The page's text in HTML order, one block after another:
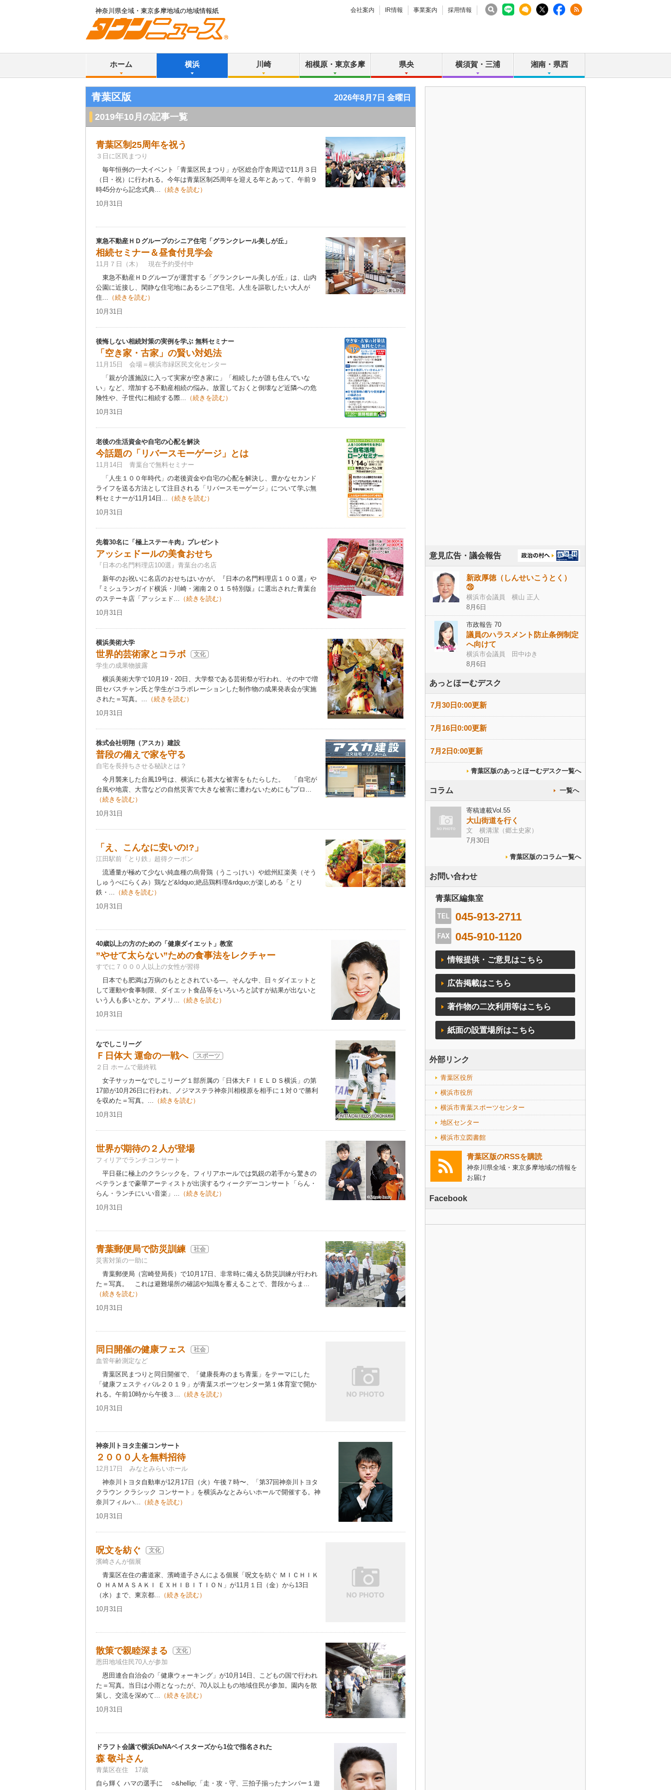
神奈川県全域・東京多摩地域の地域情報紙 会社案内 IR情報 事業案内 採用情報
ホーム 横浜 川崎 相模原・東京多摩 県央 横須賀・三浦 湘南・県西
青葉区版 2026年8月7日 金曜日
2019年10月の記事一覧
青葉区制25周年を祝う
３日に区民まつり
毎年恒例の一大イベント「青葉区民まつり」が区総合庁舎周辺で11月３日
（日・祝）に行われる。今年は青葉区制25周年を迎える年とあって、午前９
時45分から記念式典... （続きを読む）
10月31日
東急不動産ＨＤグループのシニア住宅「グランクレール美しが丘」
相続セミナー＆昼食付見学会
11月７日（木） 現在予約受付中
東急不動産ＨＤグループが運営する「グランクレール美しが丘」は、山内
公園に近接し、閑静な住宅地にあるシニア住宅。人生を謳歌したい大人が
住... （続きを読む）
10月31日
後悔しない相続対策の実例を学ぶ 無料セミナー
「空き家・古家」の賢い対処法
11月15日 会場＝横浜市緑区民文化センター
「親が介護施設に入って実家が空き家に」「相続したが誰も住んでいな
い」など、増加する不動産相続の悩み。放置しておくと倒壊など近隣への危
険性や、子世代に相続する際... （続きを読む）
10月31日
老後の生活資金や自宅の心配を解決
今話題の「リバースモーゲージ」とは
11月14日 青葉台で無料セミナー
「人生１００年時代」の老後資金や自宅の心配を解決し、豊かなセカンド
ライフを送る方法として注目される「リバースモーゲージ」について学ぶ無
料セミナーが11月14日... （続きを読む）
10月31日
先着30名に「極上ステーキ肉」プレゼント
アッシェドールの美食おせち
『日本の名門料理店100選』青葉台の名店
新年のお祝いに名店のおせちはいかが。『日本の名門料理店１００選』や
『ミシュランガイド横浜・川崎・湘南２０１５特別版』に選出された青葉台
のステーキ店「アッシェド... （続きを読む）
10月31日
横浜美術大学
世界的芸術家とコラボ 文化
学生の成果物披露
横浜美術大学で10月19・20日、大学祭である芸術祭が行われ、その中で増
田セバスチャン氏と学生がコラボレーションした制作物の成果発表会が実施
された＝写真。... （続きを読む）
10月31日
株式会社明翔（アスカ）建設
普段の備えで家を守る
自宅を長持ちさせる秘訣とは？
今月襲来した台風19号は、横浜にも甚大な被害をもたらした。 「自宅が
台風や地震、大雪などの自然災害で大きな被害に遭わないためにも”プロ...
（続きを読む）
10月31日
「え、こんなに安いの!?」
江田駅前「とり鉄」超得クーポン
流通量が極めて少ない純血種の烏骨鶏（うこっけい）や総州紅楽美（そう
しゅうべにらくみ）鶏など&ldquo;絶品鶏料理&rdquo;が楽しめる「とり
鉄・... （続きを読む）
10月31日
40歳以上の方のための「健康ダイエット」教室
”やせて太らない”ための食事法をレクチャー
すでに７０００人以上の女性が習得
日本でも肥満は万病のもととされている―。そんな中、日々ダイエットと
して運動や食事制限、ダイエット食品等をいろいろと試すが結果が出ないと
いう人も多いとか。アメリ... （続きを読む）
10月31日
なでしこリーグ
Ｆ日体大 運命の一戦へ スポーツ
２日 ホームで最終戦
女子サッカーなでしこリーグ１部所属の「日体大ＦＩＥＬＤＳ横浜」の第
17節が10月26日に行われ、ノジマステラ神奈川相模原を相手に１対０で勝利
を収めた＝写真。... （続きを読む）
10月31日
世界が期待の２人が登場
フィリアでランチコンサート
平日昼に極上のクラシックを。フィリアホールでは気鋭の若手から驚きの
ベテランまで豪華アーティストが出演するウィークデーコンサート「らん・
らん・ランチにいい音楽」... （続きを読む）
10月31日
青葉郵便局で防災訓練 社会
災害対策の一助に
青葉郵便局（宮崎登局長）で10月17日、非常時に備える防災訓練が行われ
た＝写真。 これは避難場所の確認や知識を蓄えることで、普段からま...
（続きを読む）
10月31日
同日開催の健康フェス 社会
血管年齢測定など
青葉区民まつりと同日開催で、「健康長寿のまち青葉」をテーマにした
「健康フェスティバル２０１９」が青葉スポーツセンター第１体育室で開か
れる。午前10時から午後３... （続きを読む）
10月31日
神奈川トヨタ主催コンサート
２０００人を無料招待
12月17日 みなとみらいホール
神奈川トヨタ自動車が12月17日（火）午後７時〜、「第37回神奈川トヨタ
クラウン クラシック コンサート」を横浜みなとみらいホールで開催する。神
奈川フィルハ... （続きを読む）
10月31日
呪文を紡ぐ 文化
濱崎さんが個展
青葉区在住の書道家、濱崎道子さんによる個展「呪文を紡ぐ ＭＩＣＨＩＫ
Ｏ ＨＡＭＡＳＡＫＩ ＥＸＨＩＢＩＴＩＯＮ」が11月１日（金）から13日
（水）まで、東京都... （続きを読む）
10月31日
散策で親睦深まる 文化
恩田地域住民70人が参加
恩田連合自治会の「健康ウォーキング」が10月14日、こどもの国で行われ
た＝写真。当日は小雨となったが、70人以上もの地域住民が参加。園内を散
策し、交流を深めて... （続きを読む）
10月31日
ドラフト会議で横浜DeNAベイスターズから1位で指名された
森 敬斗さん
青葉区在住 17歳
自ら輝く ハマの選手に ○&hellip;「走・攻・守、三拍子揃ったナンバー１遊
意見広告・議会報告
新政厚徳（しんせいこうとく）
㉘
横浜市会議員 横山 正人
8月6日
市政報告 70
議員のハラスメント防止条例制定
へ向けて
横浜市会議員 田中ゆき
8月6日
あっとほーむデスク
7月30日0:00更新
7月16日0:00更新
7月2日0:00更新
青葉区版のあっとほーむデスク一覧へ
コラム 一覧へ
寄稿連載Vol.55
大山街道を行く
文 横溝潔（郷土史家）
7月30日
青葉区版のコラム一覧へ
お問い合わせ
青葉区編集室
045-913-2711
045-910-1120
情報提供・ご意見はこちら
広告掲載はこちら
著作物の二次利用等はこちら
紙面の設置場所はこちら
外部リンク
青葉区役所
横浜市役所
横浜市青葉スポーツセンター
地区センター
横浜市立図書館
青葉区版のRSSを購読
神奈川県全域・東京多摩地域の情報を
お届け
Facebook